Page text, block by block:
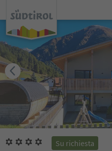
Su richiesta